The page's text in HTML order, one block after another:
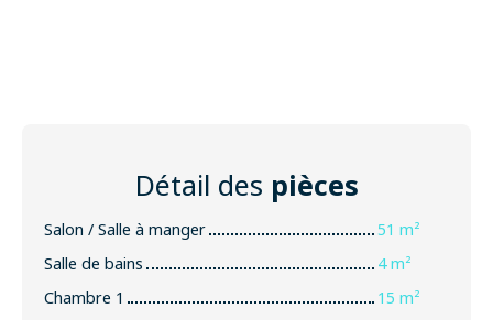
Détail des pièces
Salon / Salle à manger
51 m²
Salle de bains
4 m²
Chambre 1
15 m²